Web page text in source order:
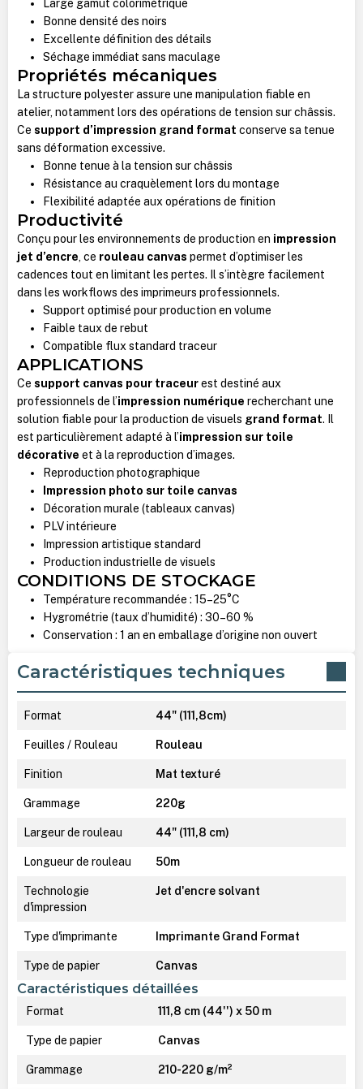
Large gamut colorimétrique
Bonne densité des noirs
Excellente définition des détails
Séchage immédiat sans maculage
Propriétés mécaniques
La structure polyester assure une manipulation fiable en
atelier, notamment lors des opérations de tension sur châssis.
Ce support d’impression grand format conserve sa tenue
sans déformation excessive.
Bonne tenue à la tension sur châssis
Résistance au craquèlement lors du montage
Flexibilité adaptée aux opérations de finition
Productivité
Conçu pour les environnements de production en impression
jet d’encre, ce rouleau canvas permet d’optimiser les
cadences tout en limitant les pertes. Il s’intègre facilement
dans les workflows des imprimeurs professionnels.
Support optimisé pour production en volume
Faible taux de rebut
Compatible flux standard traceur
APPLICATIONS
Ce support canvas pour traceurest destiné aux
professionnels de l’impression numérique recherchant une
solution fiable pour la production de visuels grand format. Il
est particulièrement adapté à l’impression sur toile
décorative et à la reproduction d’images.
Reproduction photographique
Impression photo sur toile canvas
Décoration murale (tableaux canvas)
PLV intérieure
Impression artistique standard
Production industrielle de visuels
CONDITIONS DE STOCKAGE
Température recommandée : 15–25°C
Hygrométrie (taux d’humidité) : 30–60 %
Conservation : 1 an en emballage d’origine non ouvert
Caractéristiques techniques
Format 44" (111,8cm)
Feuilles / Rouleau Rouleau
Finition Mat texturé
Grammage 220g
Largeur de rouleau 44" (111,8 cm)
Longueur de rouleau 50m
Technologie
d'impression
Jet d'encre solvant
Type d'imprimante Imprimante Grand Format
Type de papier Canvas
Caractéristiques détaillées
Format 111,8 cm (44'') x 50 m
Type de papier Canvas
Grammage 210-220 g/m²